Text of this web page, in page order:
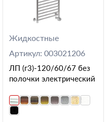
Жидкостные
Артикул: 003021206
ЛП (г3)-120/60/67 без
полочки электрический